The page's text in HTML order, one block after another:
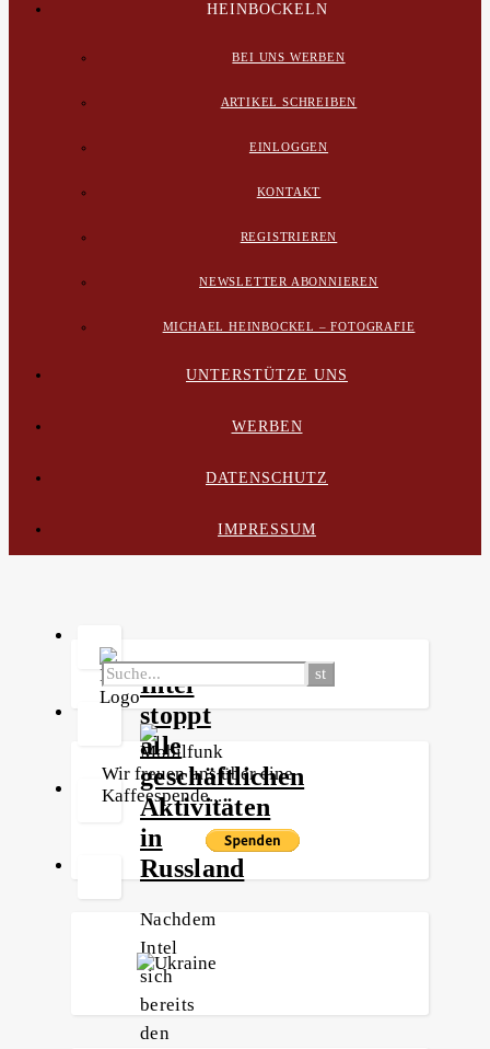
HEINBOCKELN
BEI UNS WERBEN
ARTIKEL SCHREIBEN
EINLOGGEN
KONTAKT
REGISTRIEREN
NEWSLETTER ABONNIEREN
MICHAEL HEINBOCKEL – FOTOGRAFIE
UNTERSTÜTZE UNS
WERBEN
DATENSCHUTZ
IMPRESSUM
Intel
stoppt
alle
geschäftlichen
Aktivitäten
in
Russland
Nachdem
Intel
sich
bereits
den
Wir freuen uns über eine
Kaffeespende...